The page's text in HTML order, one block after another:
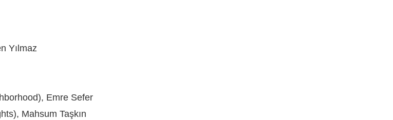
Yılmaz
Emre Sefer
Mahsum Taşkın